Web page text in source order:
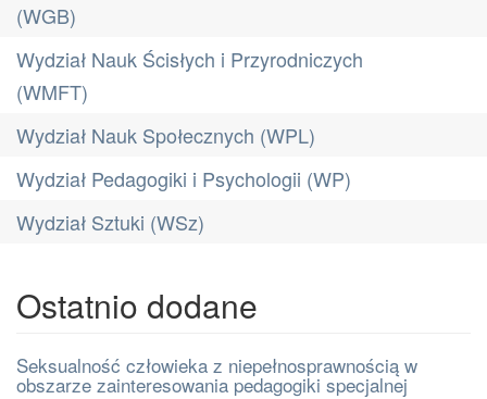
(WGB)
Wydział Nauk Ścisłych i Przyrodniczych
(WMFT)
Wydział Nauk Społecznych (WPL)
Wydział Pedagogiki i Psychologii (WP)
Wydział Sztuki (WSz)
Ostatnio dodane
Seksualność człowieka z niepełnosprawnością w
obszarze zainteresowania pedagogiki specjalnej